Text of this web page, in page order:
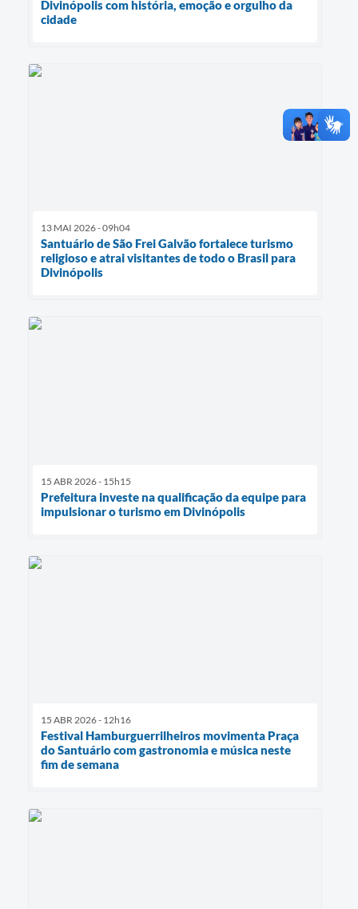
Divinópolis com história, emoção e orgulho da
cidade
13 MAI 2026 - 09h04
Santuário de São Frei Galvão fortalece turismo
religioso e atrai visitantes de todo o Brasil para
Divinópolis
15 ABR 2026 - 15h15
Prefeitura investe na qualificação da equipe para
impulsionar o turismo em Divinópolis
15 ABR 2026 - 12h16
Festival Hamburguerrilheiros movimenta Praça
do Santuário com gastronomia e música neste
fim de semana